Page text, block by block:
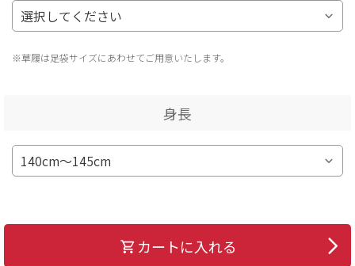
※草履は足袋サイズにあわせてご用意いたします。
身長
カートに入れる